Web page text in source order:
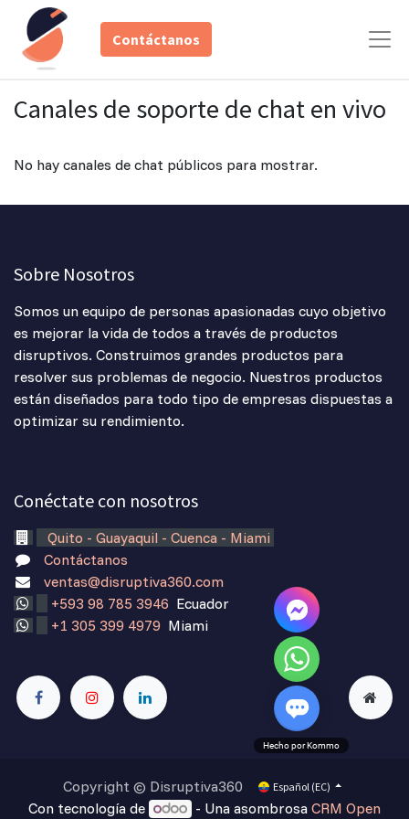
Contáctanos
Canales de soporte de chat en vivo
No hay canales de chat públicos para mostrar.
Sobre Nosotros
Somos un equipo de personas apasionadas cuyo objetivo
es mejorar la vida de todos a través de productos
disruptivos. Construimos grandes productos para
resolver sus problemas de negocio. Nuestros productos
están diseñados para todo tipo de empresas dispuestas a
optimizar su rendimiento.
Conéctate con nosotros
Quito - Guayaquil - Cuenca - Miami
Contáctanos
ventas@disruptiva360.com
+593 98 785 3946 Ecuador
+1 305 399 4979 Miami
Copyright © Disruptiva360 Español (EC)
Con tecnología de - Una asombrosa CRM Open
Hecho por Kommo